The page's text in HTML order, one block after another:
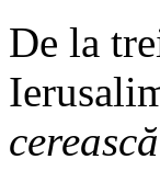
De la